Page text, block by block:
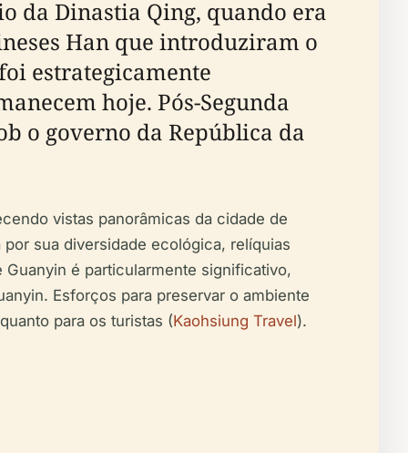
da Dinastia Qing, quando era
Han que introduziram o
estrategicamente
hoje. Pós-Segunda
o governo da República da
vistas panorâmicas da cidade de
sua diversidade ecológica, relíquias
é particularmente significativo,
Esforços para preservar o ambiente
para os turistas (Kaohsiung Travel).